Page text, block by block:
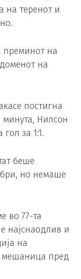
на теренот и
преминот на
на
постигна
минута, Нилсон
за 1:1.
беше
но немаше
во 77-та
најснаодлив и
на
мешаница пред